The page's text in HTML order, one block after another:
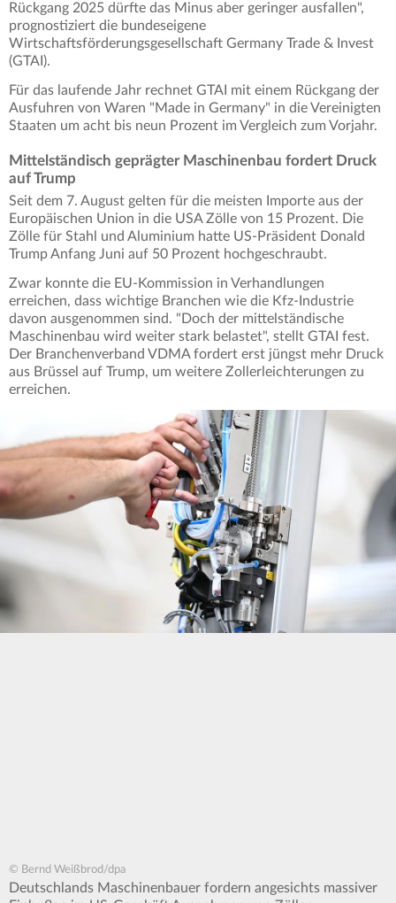
Rückgang 2025 dürfte das Minus aber geringer ausfallen",
prognostiziert die bundeseigene
Wirtschaftsförderungsgesellschaft Germany Trade & Invest
(GTAI).
Für das laufende Jahr rechnet GTAI mit einem Rückgang der
Ausfuhren von Waren "Made in Germany" in die Vereinigten
Staaten um acht bis neun Prozent im Vergleich zum Vorjahr.
Mittelständisch geprägter Maschinenbau fordert Druck
auf Trump
Seit dem 7. August gelten für die meisten Importe aus der
Europäischen Union in die USA Zölle von 15 Prozent. Die
Zölle für Stahl und Aluminium hatte US-Präsident Donald
Trump Anfang Juni auf 50 Prozent hochgeschraubt.
Zwar konnte die EU-Kommission in Verhandlungen
erreichen, dass wichtige Branchen wie die Kfz-Industrie
davon ausgenommen sind. "Doch der mittelständische
Maschinenbau wird weiter stark belastet", stellt GTAI fest.
Der Branchenverband VDMA fordert erst jüngst mehr Druck
aus Brüssel auf Trump, um weitere Zollerleichterungen zu
erreichen.
© Bernd Weißbrod/dpa
Deutschlands Maschinenbauer fordern angesichts massiver